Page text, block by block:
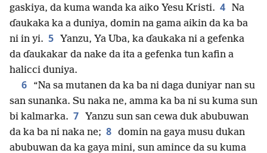
gaskiya, da kuma wanda ka aiko Yesu Kristi. 4 Na
ɗaukaka ka a duniya, domin na gama aikin da ka ba
ni in yi. 5
Yanzu, Ya Uba, ka ɗaukaka ni a gefenka
da ɗaukakar da nake da ita a gefenka tun kafin a
halicci duniya.
6
“Na sa mutanen da ka ba ni daga duniyar nan su
san sunanka. Su naka ne, amma ka ba ni su kuma sun
bi kalmarka. 7
Yanzu sun san cewa duk abubuwan
da ka ba ni naka ne; 8 domin na gaya musu dukan
abubuwan da ka gaya mini, sun amince da su kuma